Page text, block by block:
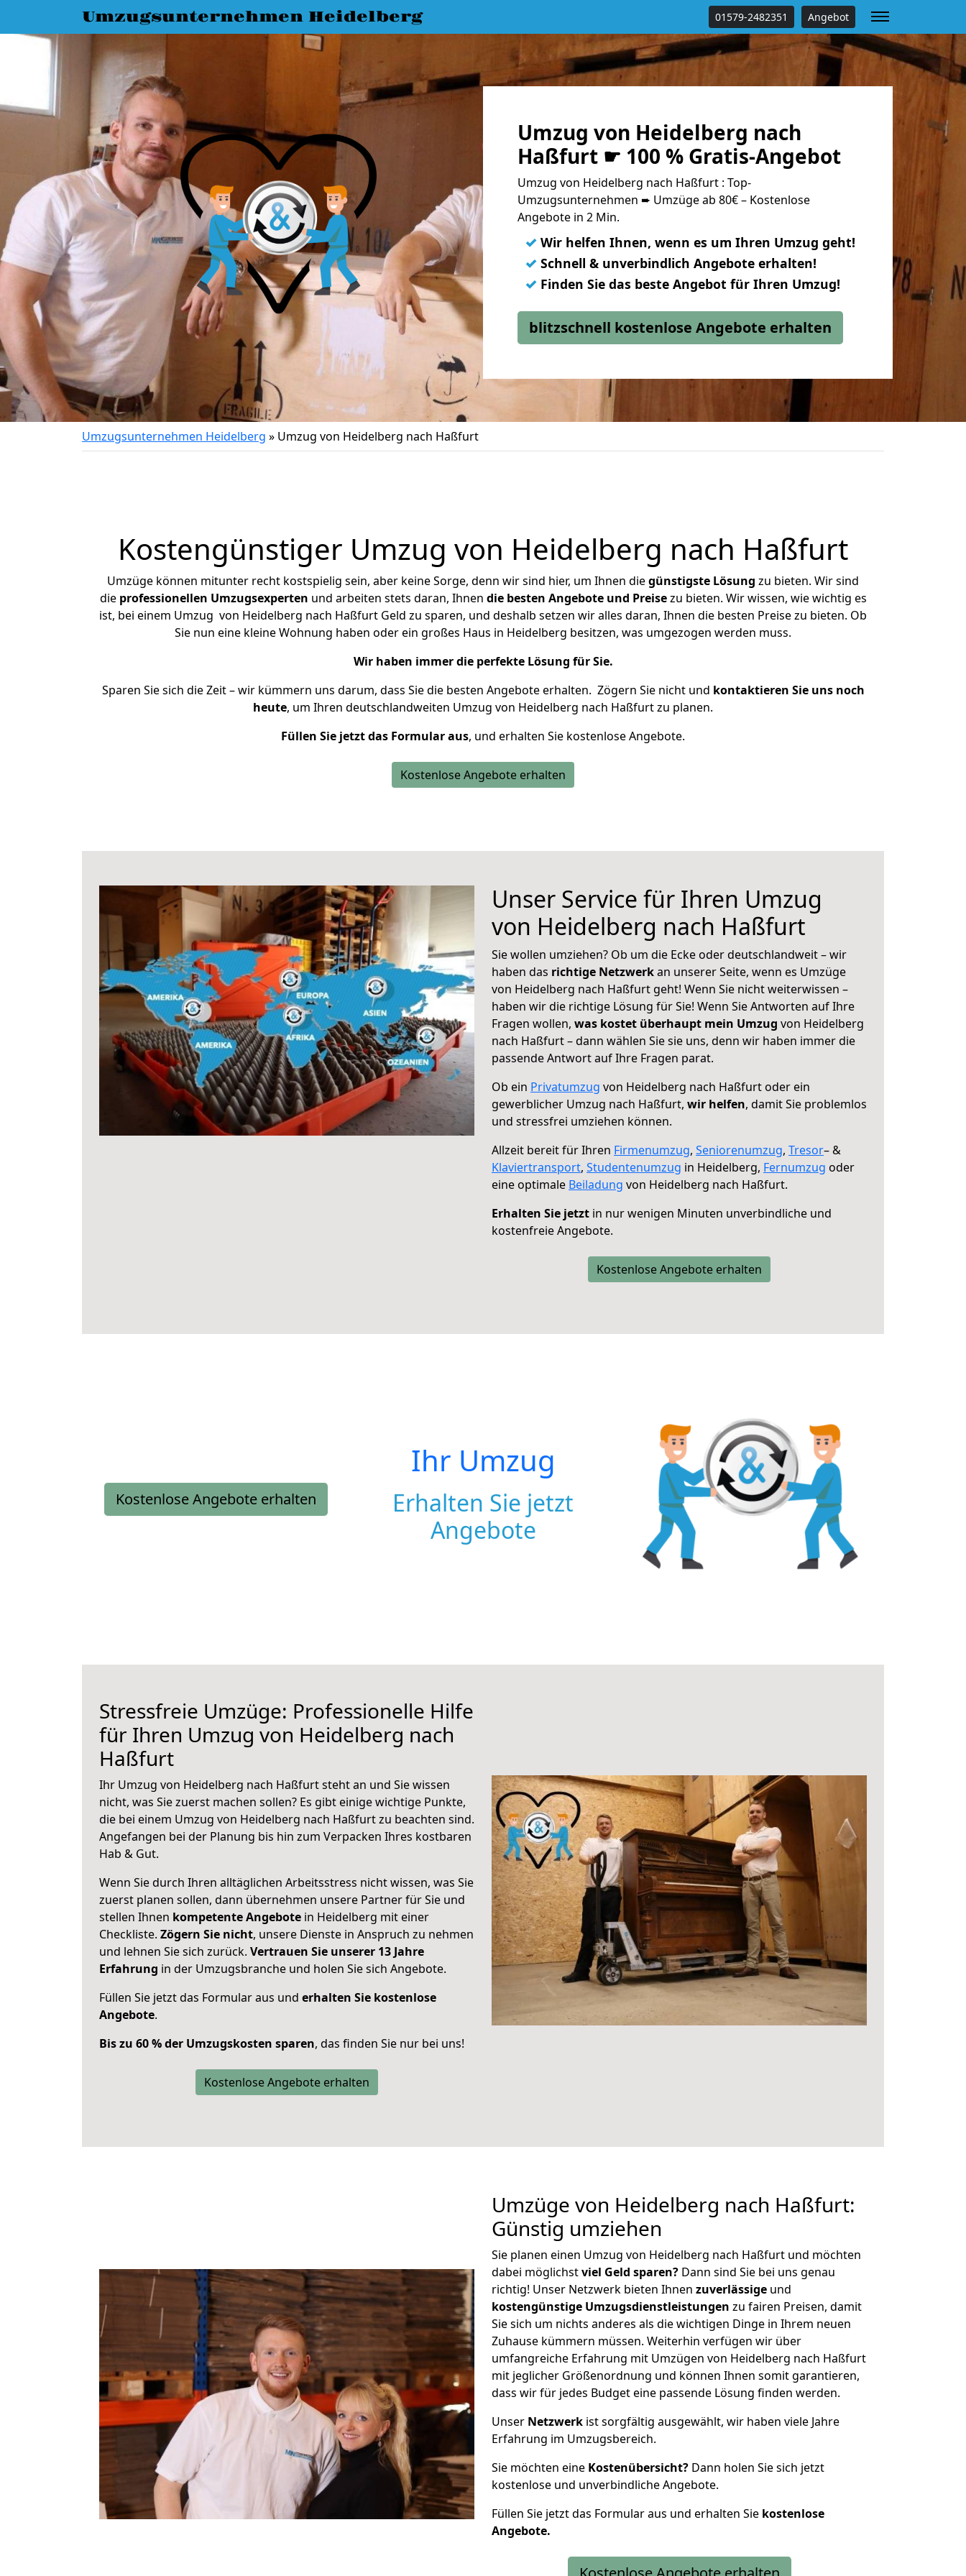
Umzugsunternehmen Heidelberg 01579-2482351 Angebot
Umzug von Heidelberg nach
Haßfurt ☛ 100 % Gratis-Angebot
Umzug von Heidelberg nach Haßfurt : Top-
Umzugsunternehmen ➨ Umzüge ab 80€ – Kostenlose
Angebote in 2 Min.
✓ Wir helfen Ihnen, wenn es um Ihren Umzug geht!
✓ Schnell & unverbindlich Angebote erhalten!
✓ Finden Sie das beste Angebot für Ihren Umzug!
blitzschnell kostenlose Angebote erhalten
Umzugsunternehmen Heidelberg » Umzug von Heidelberg nach Haßfurt
Kostengünstiger Umzug von Heidelberg nach Haßfurt
Umzüge können mitunter recht kostspielig sein, aber keine Sorge, denn wir sind hier, um Ihnen diegünstigste Lösung zu bieten. Wir sind
die professionellen Umzugsexperten und arbeiten stets daran, Ihnen die besten Angebote und Preisezu bieten. Wir wissen, wie wichtig es
ist, bei einem Umzug von Heidelberg nach Haßfurt Geld zu sparen, und deshalb setzen wir alles daran, Ihnen die besten Preise zu bieten. Ob
Sie nun eine kleine Wohnung haben oder ein großes Haus in Heidelberg besitzen, was umgezogen werden muss.
Wir haben immer die perfekte Lösung für Sie.
Sparen Sie sich die Zeit – wir kümmern uns darum, dass Sie die besten Angebote erhalten. Zögern Sie nicht und kontaktieren Sie uns noch
heute, um Ihren deutschlandweiten Umzug von Heidelberg nach Haßfurt zu planen.
Füllen Sie jetzt das Formular aus, und erhalten Sie kostenlose Angebote.
Kostenlose Angebote erhalten
Unser Service für Ihren Umzug
von Heidelberg nach Haßfurt
Sie wollen umziehen? Ob um die Ecke oder deutschlandweit – wir
haben das richtige Netzwerkan unserer Seite, wenn es Umzüge
von Heidelberg nach Haßfurt geht! Wenn Sie nicht weiterwissen –
haben wir die richtige Lösung für Sie! Wenn Sie Antworten auf Ihre
Fragen wollen, was kostet überhaupt mein Umzug von Heidelberg
nach Haßfurt – dann wählen Sie sie uns, denn wir haben immer die
passende Antwort auf Ihre Fragen parat.
Ob ein Privatumzug von Heidelberg nach Haßfurt oder ein
gewerblicher Umzug nach Haßfurt, wir helfen, damit Sie problemlos
und stressfrei umziehen können.
Allzeit bereit für Ihren Firmenumzug, Seniorenumzug, Tresor– &
Klaviertransport, Studentenumzug in Heidelberg, Fernumzug oder
eine optimale Beiladung von Heidelberg nach Haßfurt.
Erhalten Sie jetzt in nur wenigen Minuten unverbindliche und
kostenfreie Angebote.
Kostenlose Angebote erhalten
Kostenlose Angebote erhalten
Ihr Umzug
Erhalten Sie jetzt
Angebote
Stressfreie Umzüge: Professionelle Hilfe
für Ihren Umzug von Heidelberg nach
Haßfurt
Ihr Umzug von Heidelberg nach Haßfurt steht an und Sie wissen
nicht, was Sie zuerst machen sollen? Es gibt einige wichtige Punkte,
die bei einem Umzug von Heidelberg nach Haßfurt zu beachten sind.
Angefangen bei der Planung bis hin zum Verpacken Ihres kostbaren
Hab & Gut.
Wenn Sie durch Ihren alltäglichen Arbeitsstress nicht wissen, was Sie
zuerst planen sollen, dann übernehmen unsere Partner für Sie und
stellen Ihnen kompetente Angebote in Heidelberg mit einer
Checkliste. Zögern Sie nicht, unsere Dienste in Anspruch zu nehmen
und lehnen Sie sich zurück. Vertrauen Sie unserer 13 Jahre
Erfahrung in der Umzugsbranche und holen Sie sich Angebote.
Füllen Sie jetzt das Formular aus und erhalten Sie kostenlose
Angebote.
Bis zu 60 % der Umzugskosten sparen, das finden Sie nur bei uns!
Kostenlose Angebote erhalten
Umzüge von Heidelberg nach Haßfurt:
Günstig umziehen
Sie planen einen Umzug von Heidelberg nach Haßfurt und möchten
dabei möglichstviel Geld sparen? Dann sind Sie bei uns genau
richtig! Unser Netzwerk bieten Ihnen zuverlässige und
kostengünstige Umzugsdienstleistungen zu fairen Preisen, damit
Sie sich um nichts anderes als die wichtigen Dinge in Ihrem neuen
Zuhause kümmern müssen. Weiterhin verfügen wir über
umfangreiche Erfahrung mit Umzügen von Heidelberg nach Haßfurt
mit jeglicher Größenordnung und können Ihnen somit garantieren,
dass wir für jedes Budget eine passende Lösung finden werden.
Unser Netzwerk ist sorgfältig ausgewählt, wir haben viele Jahre
Erfahrung im Umzugsbereich.
Sie möchten eine Kostenübersicht? Dann holen Sie sich jetzt
kostenlose und unverbindliche Angebote.
Füllen Sie jetzt das Formular aus und erhalten Sie kostenlose
Angebote.